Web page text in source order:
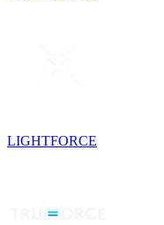
LIGHTFORCE